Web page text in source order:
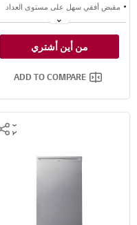
مقبض أفقي سهل على مستوى العداد
مفتاح القفل ، الحفاظ على التخزين بأمان
ثلاجة التحكم مع Micom
من أين أشتري
ADD TO COMPARE